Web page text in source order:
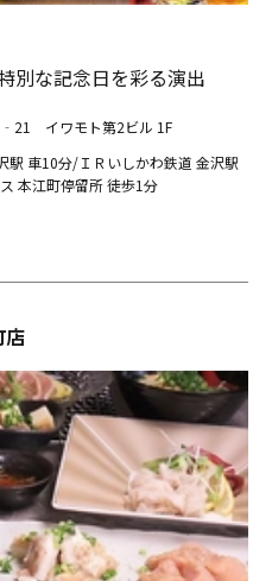
別な記念日を彩る演出
イワモト第2ビル 1F
駅 車10分/ＩＲいしかわ鉄道 金沢駅
本江町停留所 徒歩1分
店